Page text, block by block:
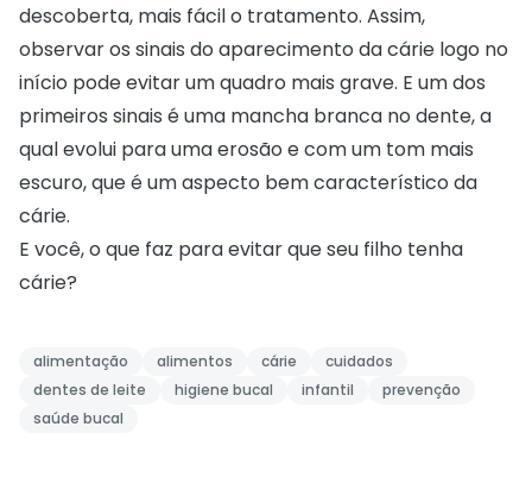
descoberta, mais fácil o tratamento. Assim,
observar os sinais do aparecimento da cárie logo no
início pode evitar um quadro mais grave. E um dos
primeiros sinais é uma mancha branca no dente, a
qual evolui para uma erosão e com um tom mais
escuro, que é um aspecto bem característico da
cárie.
E você, o que faz para evitar que seu filho tenha
cárie?
alimentação alimentos cárie
cuidados
dentes de leite
higiene bucal infantil
prevenção
saúde bucal